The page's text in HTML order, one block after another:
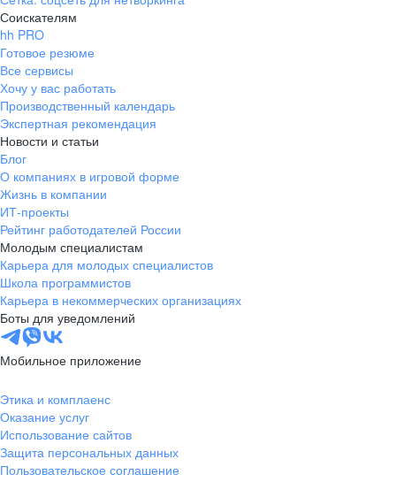
Соискателям
hh PRO
Готовое резюме
Все сервисы
Хочу у вас работать
Производственный календарь
Экспертная рекомендация
Новости и статьи
Блог
О компаниях в игровой форме
Жизнь в компании
ИТ-проекты
Рейтинг работодателей России
Молодым специалистам
Карьера для молодых специалистов
Школа программистов
Карьера в некоммерческих организациях
Боты для уведомлений
Мобильное приложение
Этика и комплаенс
Оказание услуг
Использование сайтов
Защита персональных данных
Пользовательское соглашение